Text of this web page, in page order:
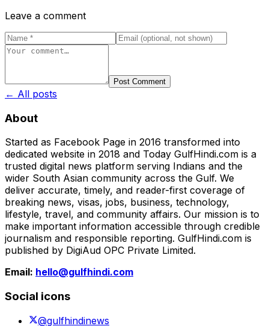
Leave a comment
Post Comment
← All posts
About
Started as Facebook Page in 2016 transformed into
dedicated website in 2018 and Today GulfHindi.com is a
trusted digital news platform serving Indians and the
wider South Asian community across the Gulf. We
deliver accurate, timely, and reader-first coverage of
breaking news, visas, jobs, business, technology,
lifestyle, travel, and community affairs. Our mission is to
make important information accessible through credible
journalism and responsible reporting. GulfHindi.com is
published by DigiAud OPC Private Limited.
Email: hello@gulfhindi.com
Social icons
@gulfhindinews